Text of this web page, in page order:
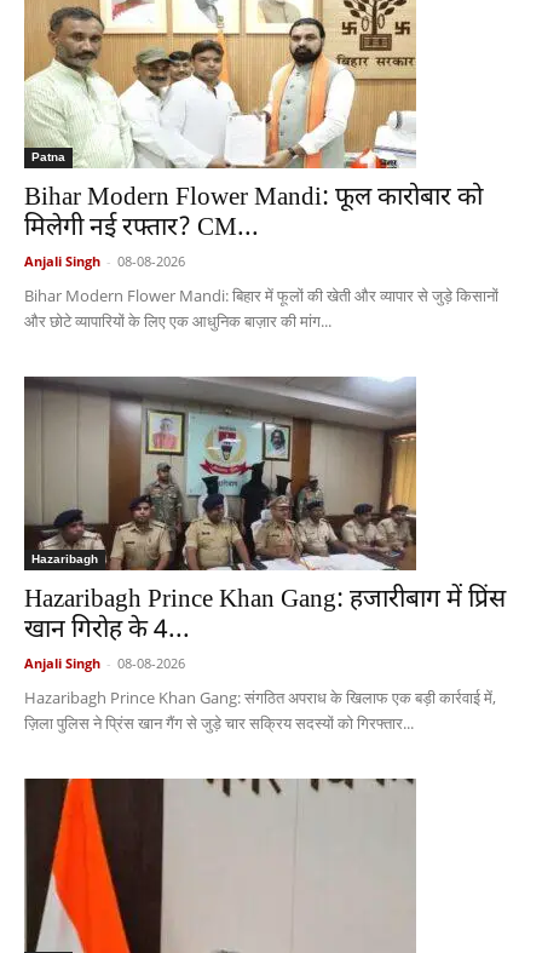
Patna
Bihar Modern Flower Mandi: फूल कारोबार को
मिलेगी नई रफ्तार? CM...
Anjali Singh - 08-08-2026
Bihar Modern Flower Mandi: बिहार में फूलों की खेती और व्यापार से जुड़े किसानों
और छोटे व्यापारियों के लिए एक आधुनिक बाज़ार की मांग...
Hazaribagh
Hazaribagh Prince Khan Gang: हजारीबाग में प्रिंस
खान गिरोह के 4...
Anjali Singh - 08-08-2026
Hazaribagh Prince Khan Gang: संगठित अपराध के खिलाफ एक बड़ी कार्रवाई में,
ज़िला पुलिस ने प्रिंस खान गैंग से जुड़े चार सक्रिय सदस्यों को गिरफ्तार...